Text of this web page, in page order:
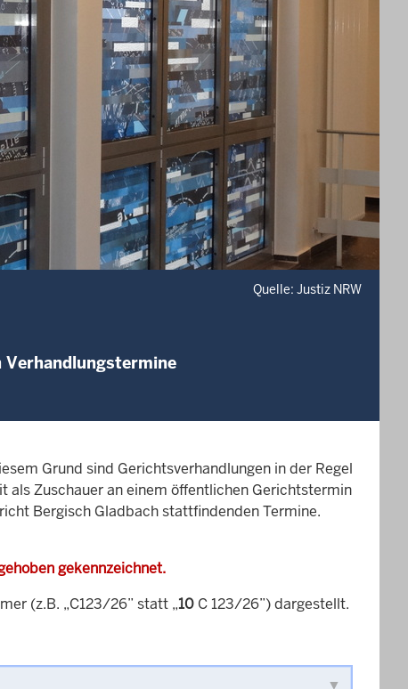
Quelle: Justiz NRW
Verhandlungstermine
Grund sind Gerichtsverhandlungen in der Regel
Zuschauer an einem öffentlichen Gerichtstermin
Bergisch Gladbach stattfindenden Termine.
gekennzeichnet.
(z.B. „C123/26” statt „10 C 123/26”) dargestellt.